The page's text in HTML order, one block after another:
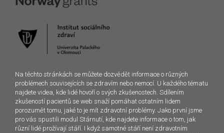
Na těchto stránkách se můžete dozvědět informace o různých
problémech souvisejících se zdravím nebo nemocí. U každého tématu
najdete videa, kde lidé hovoří o svých zkušenostech. Sdílením
zkušeností pacientů se web snaží pomáhat ostatním lidem
porozumět tomu, jaké to je mít zdravotní problémy. Jako první jsme
pro vás spustili modul Stárnutí, kde najdete informace o tom, jak
různí lidé prožívají stáří. I když samotné stáří není zdravotním